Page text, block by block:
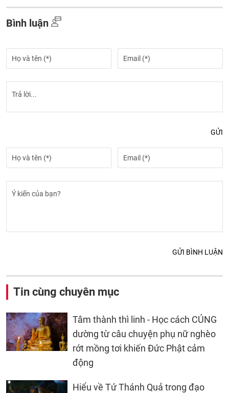
Bình luận
GỬI
GỬI BÌNH LUẬN
Tin cùng chuyên mục
Tâm thành thì linh - Học cách CÚNG
dường từ câu chuyện phụ nữ nghèo
rớt mồng tơi khiến Đức Phật cảm
động
Hiểu về Tứ Thánh Quả trong đạo